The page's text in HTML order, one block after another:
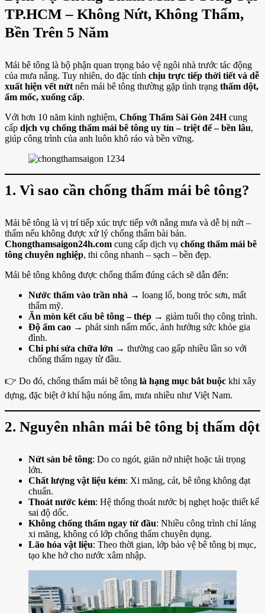
TP.HCM – Không Nứt, Không Thấm,
Bền Trên 5 Năm
Mái bê tông là bộ phận quan trọng bảo vệ ngôi nhà trước tác động
của mưa nắng. Tuy nhiên, do đặc tính chịu trực tiếp thời tiết và dễ
xuất hiện vết nứt nên mái bê tông thường gặp tình trạng thấm dột,
ẩm mốc, xuống cấp.
Với hơn 10 năm kinh nghiệm, Chống Thấm Sài Gòn 24Hcung
cấp dịch vụ chống thấm mái bê tông uy tín – triệt để – bền lâu,
giúp công trình của anh luôn khô ráo và bền vững.
1. Vì sao cần chống thấm mái bê tông?
Mái bê tông là vị trí tiếp xúc trực tiếp với nắng mưa và dễ bị nứt –
thấm nếu không được xử lý chống thấm bài bản.
Chongthamsaigon24h.com cung cấp dịch vụ chống thấm mái bê
tông chuyên nghiệp, thi công nhanh – sạch – bền đẹp.
Mái bê tông không được chống thấm đúng cách sẽ dẫn đến:
Nước thấm vào trần nhà → loang lổ, bong tróc sơn, mất
thẩm mỹ.
Ăn mòn kết cấu bê tông – thép → giảm tuổi thọ công trình.
Độ ẩm cao → phát sinh nấm mốc, ảnh hưởng sức khỏe gia
đình.
Chi phí sửa chữa lớn → thường cao gấp nhiều lần so với
chống thấm ngay từ đầu.
👉 Do đó, chống thấm mái bê tông là hạng mục bắt buộc khi xây
dựng, đặc biệt ở khí hậu nóng ẩm, mưa nhiều như Việt Nam.
2. Nguyên nhân mái bê tông bị thấm dột
Nứt sàn bê tông: Do co ngót, giãn nở nhiệt hoặc tải trọng
lớn.
Chất lượng vật liệu kém: Xi măng, cát, bê tông không đạt
chuẩn.
Thoát nước kém: Hệ thống thoát nước bị nghẹt hoặc thiết kế
sai độ dốc.
Không chống thấm ngay từ đầu: Nhiều công trình chỉ láng
xi măng, không có lớp chống thấm chuyên dụng.
Lão hóa vật liệu: Theo thời gian, lớp bảo vệ bê tông bị mục,
tạo khe hở cho nước xâm nhập.